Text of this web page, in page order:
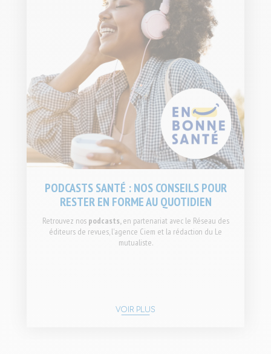
PODCASTS SANTÉ : NOS CONSEILS POUR
RESTER EN FORME AU QUOTIDIEN
Retrouvez nos podcasts,en partenariat avec le Réseau des
éditeurs de revues, l'agence Ciem et la rédaction du Le
mutualiste.
VOIR PLUS